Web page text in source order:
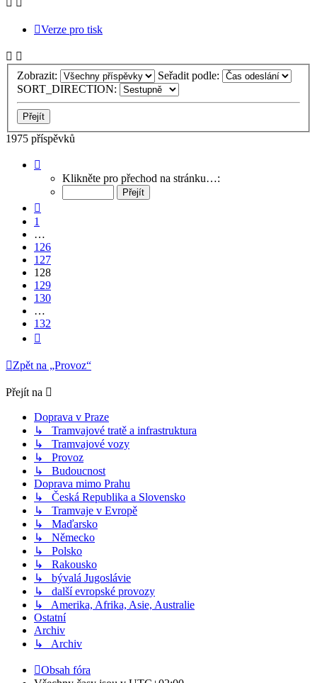
Verze pro tisk
Zobrazit:
Seřadit podle:
SORT_DIRECTION:
1975 příspěvků
128
Klikněte pro přechod na stránku…:
1
…
126
127
128
129
130
…
132
Zpět na „Provoz“
Přejít na
Doprava v Praze
↳ Tramvajové tratě a infrastruktura
↳ Tramvajové vozy
↳ Provoz
↳ Budoucnost
Doprava mimo Prahu
↳ Česká Republika a Slovensko
↳ Tramvaje v Evropě
↳ Maďarsko
↳ Německo
↳ Polsko
↳ Rakousko
↳ bývalá Jugoslávie
↳ další evropské provozy
↳ Amerika, Afrika, Asie, Australie
Ostatní
Archiv
↳ Archiv
Obsah fóra